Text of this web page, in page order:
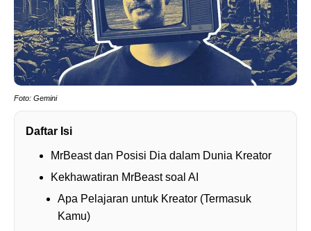
Foto: Gemini
Daftar Isi
MrBeast dan Posisi Dia dalam Dunia Kreator
Kekhawatiran MrBeast soal AI
Apa Pelajaran untuk Kreator (Termasuk
Kamu)